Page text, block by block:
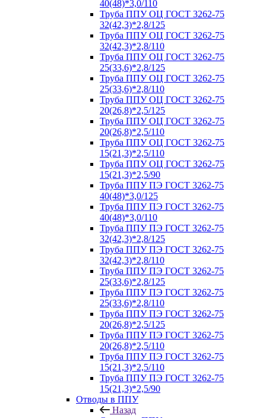
40(48)*3,0/110
Труба ППУ ОЦ ГОСТ 3262-75
32(42,3)*2,8/125
Труба ППУ ОЦ ГОСТ 3262-75
32(42,3)*2,8/110
Труба ППУ ОЦ ГОСТ 3262-75
25(33,6)*2,8/125
Труба ППУ ОЦ ГОСТ 3262-75
25(33,6)*2,8/110
Труба ППУ ОЦ ГОСТ 3262-75
20(26,8)*2,5/125
Труба ППУ ОЦ ГОСТ 3262-75
20(26,8)*2,5/110
Труба ППУ ОЦ ГОСТ 3262-75
15(21,3)*2,5/110
Труба ППУ ОЦ ГОСТ 3262-75
15(21,3)*2,5/90
Труба ППУ ПЭ ГОСТ 3262-75
40(48)*3,0/125
Труба ППУ ПЭ ГОСТ 3262-75
40(48)*3,0/110
Труба ППУ ПЭ ГОСТ 3262-75
32(42,3)*2,8/125
Труба ППУ ПЭ ГОСТ 3262-75
32(42,3)*2,8/110
Труба ППУ ПЭ ГОСТ 3262-75
25(33,6)*2,8/125
Труба ППУ ПЭ ГОСТ 3262-75
25(33,6)*2,8/110
Труба ППУ ПЭ ГОСТ 3262-75
20(26,8)*2,5/125
Труба ППУ ПЭ ГОСТ 3262-75
20(26,8)*2,5/110
Труба ППУ ПЭ ГОСТ 3262-75
15(21,3)*2,5/110
Труба ППУ ПЭ ГОСТ 3262-75
15(21,3)*2,5/90
Отводы в ППУ
Назад